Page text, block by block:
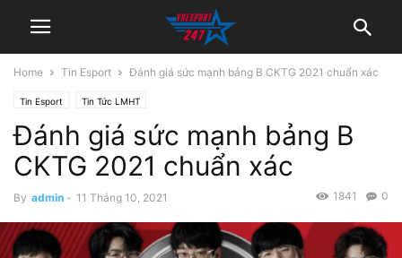
Home Tin Esport Đánh giá sức mạnh bảng B CKTG 2021 chuẩn xác
Tin Esport Tin Tức LMHT
Đánh giá sức mạnh bảng B
CKTG 2021 chuẩn xác
By admin - 11 Tháng 10, 2021 0
1841